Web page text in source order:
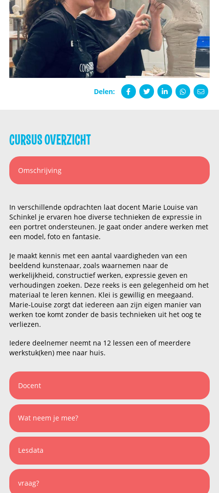
Delen:
CURSUS OVERZICHT
Omschrijving
In verschillende opdrachten laat docent Marie Louise van
Schinkel je ervaren hoe diverse technieken de expressie in
een portret ondersteunen. Je gaat onder andere werken met
een model, foto en fantasie.
Je maakt kennis met een aantal vaardigheden van een
beeldend kunstenaar, zoals waarnemen naar de
werkelijkheid, constructief werken, expressie geven en
verhoudingen zoeken. Deze reeks is een gelegenheid om het
materiaal te leren kennen. Klei is gewillig en meegaand.
Marie-Louise zorgt dat iedereen aan zijn eigen manier van
werken toe komt zonder de basis technieken uit het oog te
verliezen.
Iedere deelnemer neemt na 12 lessen een of meerdere
werkstuk(ken) mee naar huis.
Docent
Wat neem je mee?
Lesdata
vraag?